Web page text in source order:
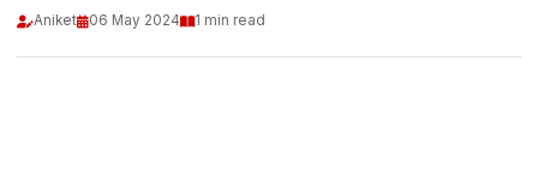
Aniket 06 May 2024 1 min read